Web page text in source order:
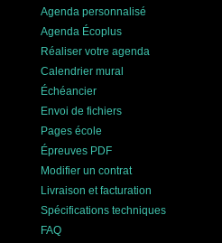
Agenda personnalisé
Agenda Écoplus
Réaliser votre agenda
Calendrier mural
Échéancier
Envoi de fichiers
Pages école
Épreuves PDF
Modifier un contrat
Livraison et facturation
Spécifications techniques
FAQ